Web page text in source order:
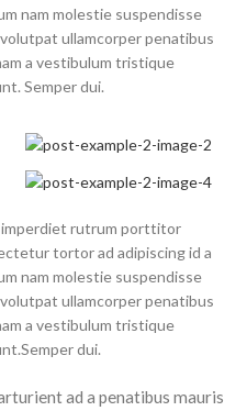
nam molestie suspendisse
ullamcorper penatibus
a vestibulum tristique
Semper dui.
rutrum porttitor
tortor ad adipiscing id a
nam molestie suspendisse
ullamcorper penatibus
a vestibulum tristique
dui.
ad a penatibus mauris